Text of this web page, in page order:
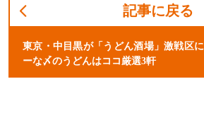
記事に戻る
東京・中目黒が「うどん酒場」激戦区
ーな〆のうどんはココ厳選3軒